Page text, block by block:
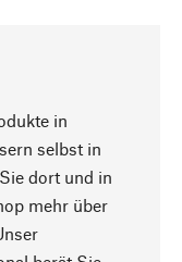
in
selbst in
dort und in
mehr über